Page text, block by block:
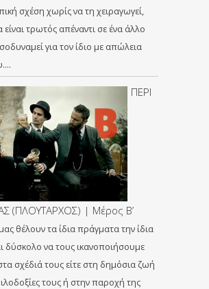
σχέση χωρίς να τη χειραγωγεί,
τρωτός απέναντι σε ένα άλλο
για τον ίδιο με απώλεια
ΠΕΡΙ
(ΠΛΟΥΤΑΡΧΟΣ) | Μέρος Β’
θέλουν τα ίδια πράγματα την ίδια
δύσκολο να τους ικανοποιήσουμε
σχέδιά τους είτε στη δημόσια ζωή
τους ή στην παροχή της